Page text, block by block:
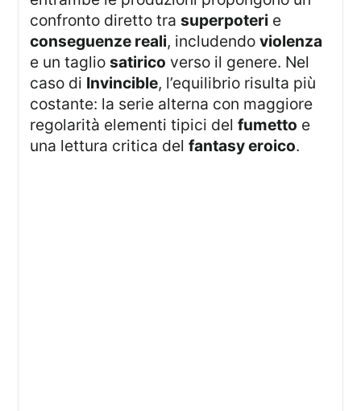
confronto diretto trasuperpoteri e
conseguenze reali, includendoviolenza
e un tagliosatirico verso il genere. Nel
caso di Invincible, l’equilibrio risulta più
costante: la serie alterna con maggiore
regolarità elementi tipici delfumetto e
una lettura critica delfantasy eroico.